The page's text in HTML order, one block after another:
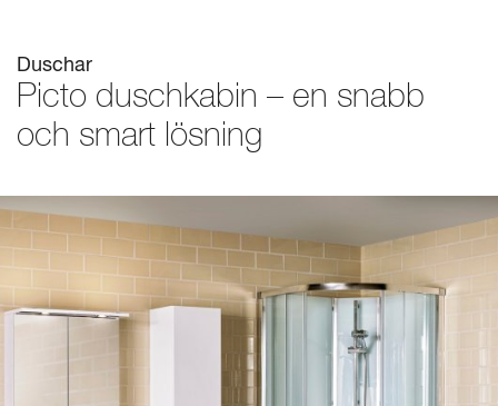
Produkter
Serier
Rita ditt badrum
Om Alterna
Inspiration
Duschar
Picto duschkabin – en snabb
och smart lösning